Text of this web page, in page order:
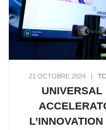
21 OCTOBRE 2024 |
UNIVERSAL